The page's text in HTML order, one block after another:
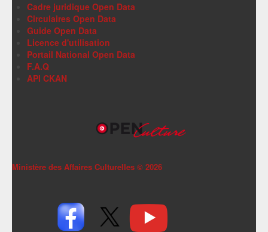
Cadre juridique Open Data
Circulaires Open Data
Guide Open Data
Licence d'utilisation
Portail National Open Data
F.A.Q
API CKAN
Ministère des Affaires Culturelles © 2026